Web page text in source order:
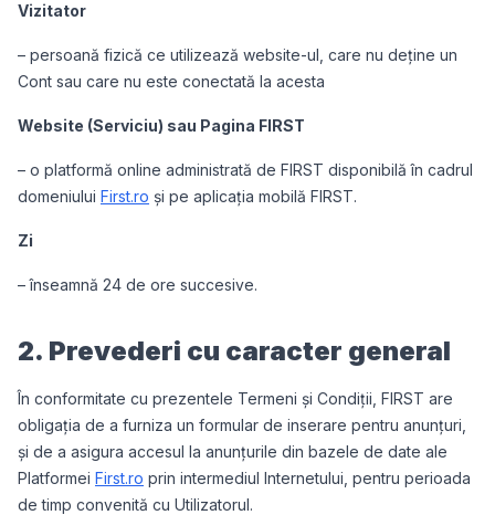
Vizitator
– persoană fizică ce utilizează website-ul, care nu deține un
Cont sau care nu este conectată la acesta
Website (Serviciu) sau Pagina FIRST
– o platformă online administrată de FIRST disponibilă în cadrul
domeniului First.ro și pe aplicația mobilă FIRST.
Zi
– înseamnă 24 de ore succesive.
2. Prevederi cu caracter general
În conformitate cu prezentele Termeni și Condiții, FIRST are
obligația de a furniza un formular de inserare pentru anunțuri,
și de a asigura accesul la anunțurile din bazele de date ale
Platformei First.ro prin intermediul Internetului, pentru perioada
de timp convenită cu Utilizatorul.